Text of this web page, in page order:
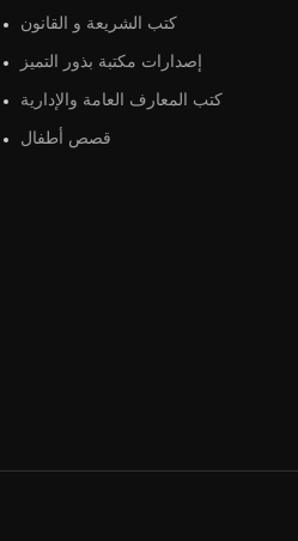
كتب الشريعة و القانون
إصدارات مكتبة بذور التميز
كتب المعارف العامة والإدارية
قصص أطفال